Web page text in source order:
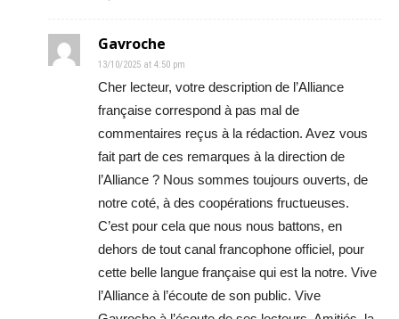
Gavroche
13/10/2025 at 4:50 pm
Cher lecteur, votre description de l’Alliance
française correspond à pas mal de
commentaires reçus à la rédaction. Avez vous
fait part de ces remarques à la direction de
l’Alliance ? Nous sommes toujours ouverts, de
notre coté, à des coopérations fructueuses.
C’est pour cela que nous nous battons, en
dehors de tout canal francophone officiel, pour
cette belle langue française qui est la notre. Vive
l’Alliance à l’écoute de son public. Vive